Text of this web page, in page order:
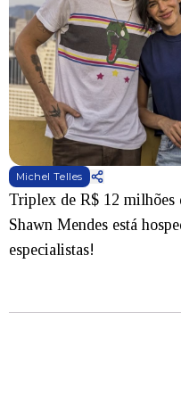
Michel Telles
Triplex de R$ 12 milhões
Shawn Mendes está
especialistas!